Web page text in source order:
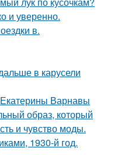
и уверенно.
в.
в карусели
Варнавы
образ, который
и чувство моды.
1930-й год.